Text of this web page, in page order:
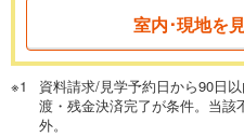
一般的には最長35年まで借
が完済時の年齢は80歳までを
閉じる
頭金
室内･現地を
資料請求/見学予約日から90日
渡・残金決済完了が条件。当該
外。